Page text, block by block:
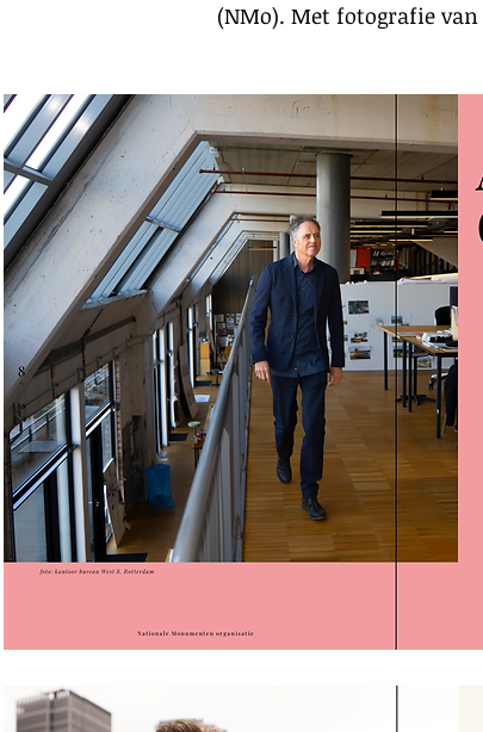
(NMo). Met fotografie van